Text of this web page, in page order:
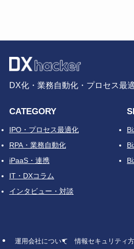
DX化・業務自動化・プロセス最
CATEGORY
IPO・プロセス最適化
RPA・業務自動化
iPaaS・連携
IT・DXコラム
インタビュー・対談
運用会社について 情報セキュリティ